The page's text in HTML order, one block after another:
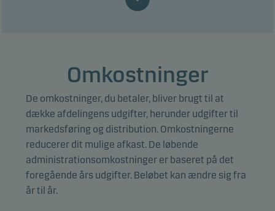
Suzuki Motor
3,61% Aktier JPY
Sony Group
Corp.
2,48% Aktier JPY Japan
SCREEN
Holdings Co.
Ltd.
2,42% Aktier JPY Japan
Omkostninger
De omkostninger, du betaler, bliver brugt til at
dække afdelingens udgifter, herunder udgifter til
markedsføring og distribution. Omkostningerne
reducerer dit mulige afkast. De løbende
administrationsomkostninger er baseret på det
foregående års udgifter. Beløbet kan ændre sig fra
år til år.